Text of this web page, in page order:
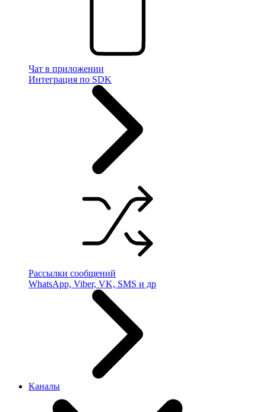
Чат в приложении
Интеграция по SDK
Рассылки сообщений
WhatsApp, Viber, VK, SMS и др
Каналы